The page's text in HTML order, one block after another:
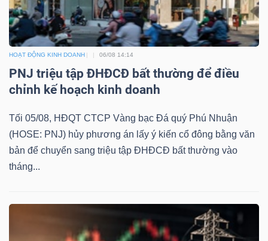
HOẠT ĐỘNG KINH DOANH 06/08 14:14
PNJ triệu tập ĐHĐCĐ bất thường để điều
chỉnh kế hoạch kinh doanh
Tối 05/08, HĐQT CTCP Vàng bạc Đá quý Phú Nhuận
(HOSE: PNJ) hủy phương án lấy ý kiến cổ đông bằng văn
bản để chuyển sang triệu tập ĐHĐCĐ bất thường vào
tháng...